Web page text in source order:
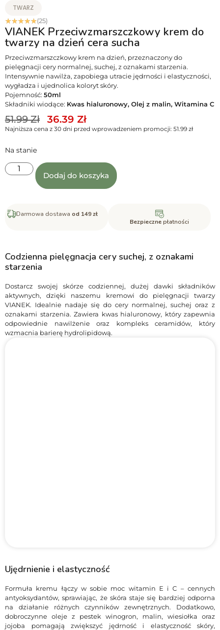
TWARZ
☆☆☆☆☆(25)
VIANEK Przeciwzmarszczkowy krem do
twarzy na dzień cera sucha
Przeciwzmarszczkowy krem na dzień, przeznaczony do
pielęgnacji cery normalnej, suchej, z oznakami starzenia.
Intensywnie nawilża, zapobiega utracie jędrności i elastyczności,
wygładza i ujednolica koloryt skóry.
Pojemność: 50ml
Składniki wiodące: Kwas hialuronowy, Olej z malin, Witamina C
51.99Zł 36.39 Zł
Najniższa cena z 30 dni przed wprowadzeniem promocji: 51.99 zł
Na stanie
Dodaj do koszyka
Darmowa dostawa od 149 zł
Bezpiecznepłatności
Codzienna pielęgnacja cery suchej, z oznakami
starzenia
Dostarcz swojej skórze codziennej, dużej dawki składników
aktywnych, dzięki naszemu kremowi do pielęgnacji twarzy
VIANEK. Idealnie nadaje się do cery normalnej, suchej oraz z
oznakami starzenia. Zawiera kwas hialuronowy, który zapewnia
odpowiednie nawilżenie oraz kompleks ceramidów, który
wzmacnia barierę hydrolipidową.
Ujędrnienie i elastyczność
Formuła kremu łączy w sobie moc witamin E i C – cennych
antyoksydantów, sprawiając, że skóra staje się bardziej odporna
na działanie różnych czynników zewnętrznych. Dodatkowo,
dobroczynne oleje z pestek winogron, malin, wiesiołka oraz
jojoba pomagają zwiększyć jędrność i elastyczność skóry,